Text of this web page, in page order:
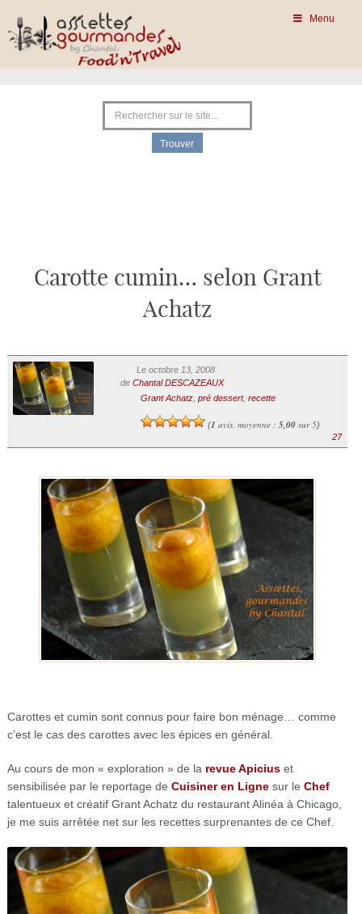
Menu
Carotte cumin… selon Grant
Achatz
Le octobre 13, 2008
de Chantal DESCAZEAUX
Grant Achatz, pré dessert, recette
(1 avis, moyenne : 5,00sur 5)
27
Carottes et cumin sont connus pour faire bon ménage… comme
c’est le cas des carottes avec les épices en général.
Au cours de mon « exploration » de la revue Apiciuset
sensibilisée par le reportage de Cuisiner en Lignesur le Chef
talentueux et créatif Grant Achatz du restaurant Alinéa à Chicago,
je me suis arrêtée net sur les recettes surprenantes de ce Chef.